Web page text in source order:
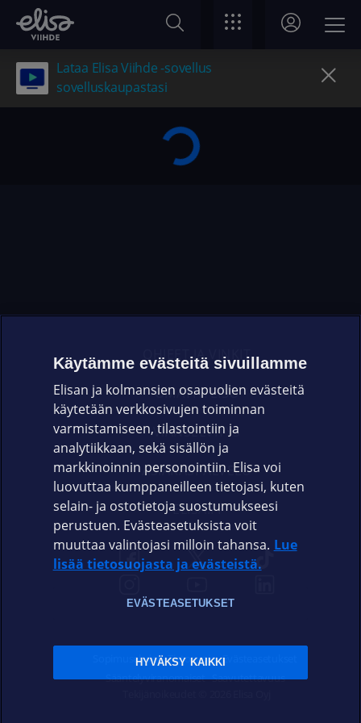
Lataa Elisa Viihde -sovellus
sovelluskaupastasi
OHJEET JA VINKIT
OMAYHTEISÖ
VIANSELVITYS
ASIAKASPALVELU
ELISA.FI
Sopimusehdot Tietosuoja Evästeasetukset
Sääntelyviranomaiset Saavutettavuus
Käytämme evästeitä sivuillamme
Elisan ja kolmansien osapuolien evästeitä
käytetään verkkosivujen toiminnan
varmistamiseen, tilastointiin ja
analytiikkaan, sekä sisällön ja
markkinoinnin personointiin. Elisa voi
luovuttaa kumppaneilleen tietojasi, kuten
selain- ja ostotietoja suostumukseesi
perustuen. Evästeasetuksista voit
muuttaa valintojasi milloin tahansa. Lue
lisää tietosuojasta ja evästeistä.
EVÄSTEASETUKSET
HYVÄKSY KAIKKI